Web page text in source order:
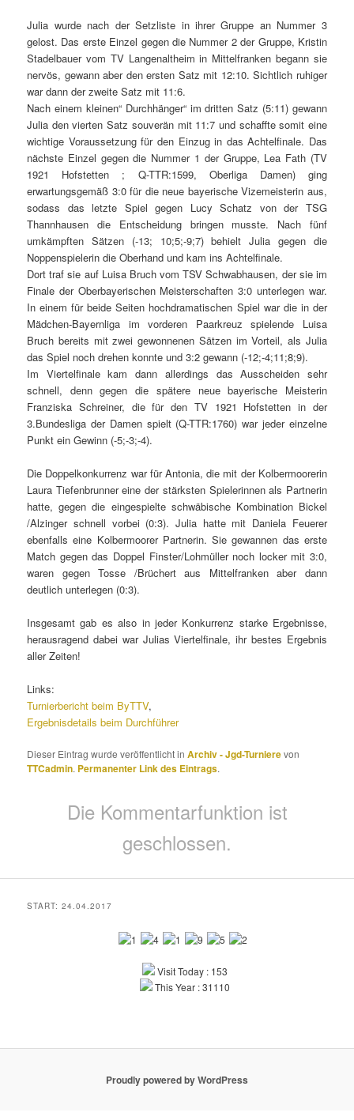
Julia wurde nach der Setzliste in ihrer Gruppe an Nummer 3
gelost. Das erste Einzel gegen die Nummer 2 der Gruppe, Kristin
Stadelbauer vom TV Langenaltheim in Mittelfranken begann sie
nervös, gewann aber den ersten Satz mit 12:10. Sichtlich ruhiger
war dann der zweite Satz mit 11:6.
Nach einem kleinen“ Durchhänger“ im dritten Satz (5:11) gewann
Julia den vierten Satz souverän mit 11:7 und schaffte somit eine
wichtige Voraussetzung für den Einzug in das Achtelfinale. Das
nächste Einzel gegen die Nummer 1 der Gruppe, Lea Fath (TV
1921 Hofstetten ; Q-TTR:1599, Oberliga Damen) ging
erwartungsgemäß 3:0 für die neue bayerische Vizemeisterin aus,
sodass das letzte Spiel gegen Lucy Schatz von der TSG
Thannhausen die Entscheidung bringen musste. Nach fünf
umkämpften Sätzen (-13; 10;5;-9;7) behielt Julia gegen die
Noppenspielerin die Oberhand und kam ins Achtelfinale.
Dort traf sie auf Luisa Bruch vom TSV Schwabhausen, der sie im
Finale der Oberbayerischen Meisterschaften 3:0 unterlegen war.
In einem für beide Seiten hochdramatischen Spiel war die in der
Mädchen-Bayernliga im vorderen Paarkreuz spielende Luisa
Bruch bereits mit zwei gewonnenen Sätzen im Vorteil, als Julia
das Spiel noch drehen konnte und 3:2 gewann (-12;-4;11;8;9).
Im Viertelfinale kam dann allerdings das Ausscheiden sehr
schnell, denn gegen die spätere neue bayerische Meisterin
Franziska Schreiner, die für den TV 1921 Hofstetten in der
3.Bundesliga der Damen spielt (Q-TTR:1760) war jeder einzelne
Punkt ein Gewinn (-5;-3;-4).
Die Doppelkonkurrenz war für Antonia, die mit der Kolbermoorerin
Laura Tiefenbrunner eine der stärksten Spielerinnen als Partnerin
hatte, gegen die eingespielte schwäbische Kombination Bickel
/Alzinger schnell vorbei (0:3). Julia hatte mit Daniela Feuerer
ebenfalls eine Kolbermoorer Partnerin. Sie gewannen das erste
Match gegen das Doppel Finster/Lohmüller noch locker mit 3:0,
waren gegen Tosse /Brüchert aus Mittelfranken aber dann
deutlich unterlegen (0:3).
Insgesamt gab es also in jeder Konkurrenz starke Ergebnisse,
herausragend dabei war Julias Viertelfinale, ihr bestes Ergebnis
aller Zeiten!
Links:
Turnierbericht beim ByTTV,
Ergebnisdetails beim Durchführer
Dieser Eintrag wurde veröffentlicht inArchiv - Jgd-Turnierevon
TTCadmin. Permanenter Link des Eintrags.
Die Kommentarfunktion ist
geschlossen.
START: 24.04.2017
Visit Today : 153
This Year : 31110
Proudly powered by WordPress